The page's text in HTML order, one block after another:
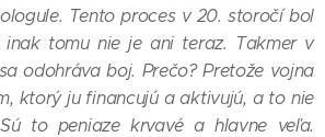
Tento proces v 20. storočí bol
tomu nie je ani teraz. Takmer v
odohráva boj. Prečo? Pretože vojna
ktorý ju financujú a aktivujú, a to nie
to peniaze krvavé a hlavne veľa.